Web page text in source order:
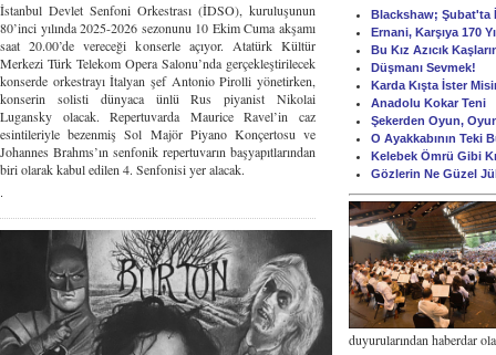
İstanbul Devlet Senfoni Orkestrası (İDSO), kuruluşunun
80’inci yılında 2025-2026 sezonunu 10 Ekim Cuma akşamı
saat 20.00’de vereceği konserle açıyor. Atatürk Kültür
Merkezi Türk Telekom Opera Salonu’nda gerçekleştirilecek
konserde orkestrayı İtalyan şef Antonio Pirolli yönetirken,
konserin solisti dünyaca ünlü Rus piyanist Nikolai
Lugansky olacak. Repertuvarda Maurice Ravel’in caz
esintileriyle bezenmiş Sol Majör Piyano Konçertosu ve
Johannes Brahms’ın senfonik repertuvarın başyapıtlarından
biri olarak kabul edilen 4. Senfonisi yer alacak.
Blackshaw; Şubat'ta
Ernani, Karşıya 170
Bu Kız Azıcık
Düşmanı Sevmek!
Karda Kışta İster
Anadolu Kokar Teni
Şekerden Oyun,
O Ayakkabının Teki
Kelebek Ömrü Gibi
Gözlerin Ne Güzel
duyurularından haberdar